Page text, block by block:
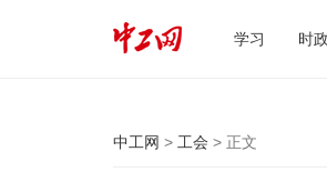
学习 时政
中工网 > 工会 > 正文